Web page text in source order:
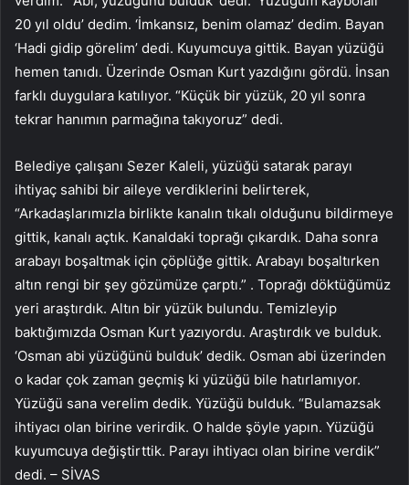
20 yıl oldu’ dedim. ‘İmkansız, benim olamaz’ dedim. Bayan
‘Hadi gidip görelim’ dedi. Kuyumcuya gittik. Bayan yüzüğü
hemen tanıdı. Üzerinde Osman Kurt yazdığını gördü. İnsan
farklı duygulara katılıyor. “Küçük bir yüzük, 20 yıl sonra
tekrar hanımın parmağına takıyoruz” dedi.
Belediye çalışanı Sezer Kaleli, yüzüğü satarak parayı
ihtiyaç sahibi bir aileye verdiklerini belirterek,
“Arkadaşlarımızla birlikte kanalın tıkalı olduğunu bildirmeye
gittik, kanalı açtık. Kanaldaki toprağı çıkardık. Daha sonra
arabayı boşaltmak için çöplüğe gittik. Arabayı boşaltırken
altın rengi bir şey gözümüze çarptı.” . Toprağı döktüğümüz
yeri araştırdık. Altın bir yüzük bulundu. Temizleyip
baktığımızda Osman Kurt yazıyordu. Araştırdık ve bulduk.
‘Osman abi yüzüğünü bulduk’ dedik. Osman abi üzerinden
o kadar çok zaman geçmiş ki yüzüğü bile hatırlamıyor.
Yüzüğü sana verelim dedik. Yüzüğü bulduk. “Bulamazsak
ihtiyacı olan birine verirdik. O halde şöyle yapın. Yüzüğü
kuyumcuya değiştirttik. Parayı ihtiyacı olan birine verdik”
dedi. – SİVAS